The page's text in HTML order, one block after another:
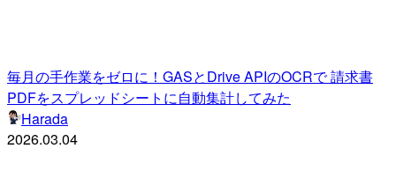
毎月の手作業をゼロに！GASとDrive APIのOCRで 請求書
PDFをスプレッドシートに自動集計してみた
Harada
2026.03.04